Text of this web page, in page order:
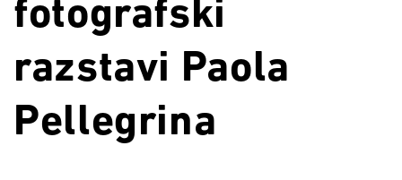
fotografski
razstavi Paola
Pellegrina